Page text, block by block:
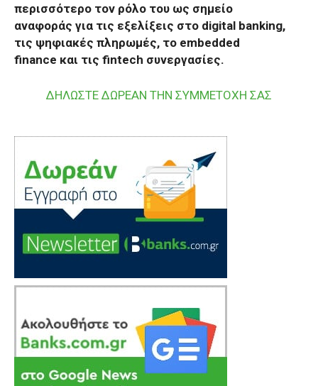
περισσότερο τον ρόλο του ως σημείο
αναφοράς για τις εξελίξεις στο digital banking,
τις ψηφιακές πληρωμές, το embedded
finance και τις fintech συνεργασίες.
ΔΗΛΩΣΤΕ ΔΩΡΕΑΝ ΤΗΝ ΣΥΜΜΕΤΟΧΗ ΣΑΣ